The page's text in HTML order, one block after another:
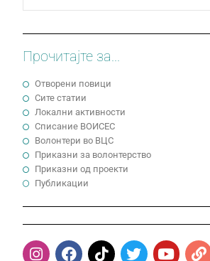
Прочитајте за...
Отворени повици
Сите статии
Локални активности
Cписание ВОИСЕС
Волонтери во ВЦС
Приказни за волонтерство
Приказни од проекти
Публикации